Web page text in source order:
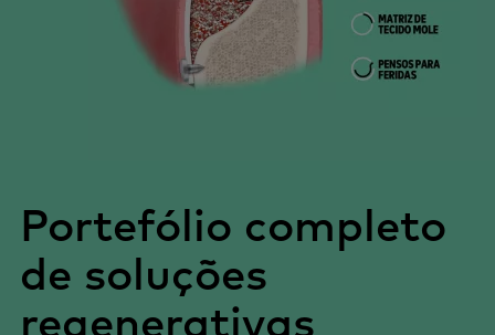
Portefólio completo
de soluções
regenerativas